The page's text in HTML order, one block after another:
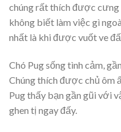
chúng rất thích được cưng
không biết làm việc gì
nhất là khi được vuốt ve
Chó Pug sống tình cảm,
Chúng thích được chủ ôm
Pug thấy bạn gần gũi với
ghen tị ngay đấy.